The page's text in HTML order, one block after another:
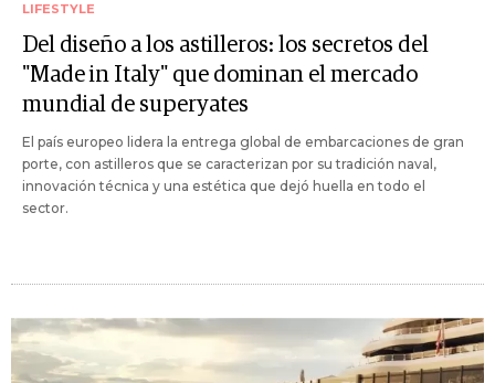
LIFESTYLE
Del diseño a los astilleros: los secretos del
"Made in Italy" que dominan el mercado
mundial de superyates
El país europeo lidera la entrega global de embarcaciones de gran
porte, con astilleros que se caracterizan por su tradición naval,
innovación técnica y una estética que dejó huella en todo el
sector.